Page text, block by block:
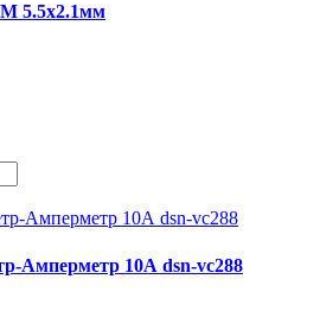
5.5x2.1мм
Амперметр 10А dsn-vc288